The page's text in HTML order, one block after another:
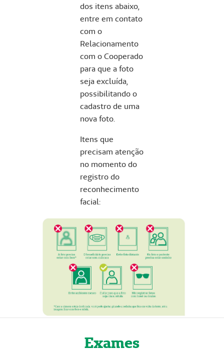
dos itens abaixo,
entre em contato
com o
Relacionamento
com o Cooperado
para que a foto
seja excluída,
possibilitando o
cadastro de uma
nova foto.
Itens que
precisam atenção
no momento do
registro do
reconhecimento
facial:
Exames